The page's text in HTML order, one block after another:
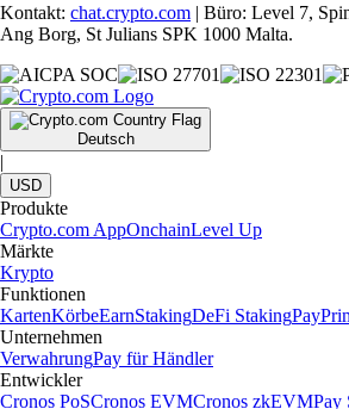
Kontakt: chat.crypto.com | Büro: Level 7,
Ang Borg, St Julians SPK 1000 Malta.
Deutsch
|
USD
Produkte
Crypto.com AppOnchainLevel Up
Märkte
Krypto
Funktionen
KartenKörbeEarnStakingDeFi StakingPay
Unternehmen
VerwahrungPay für Händler
Entwickler
Cronos PoSCronos EVMCronos zkEVMPay